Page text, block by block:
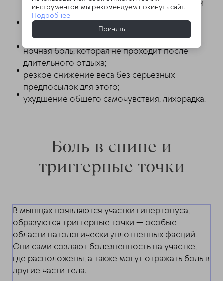
сильная боль при кашле, глубоком вдохе или
других движениях;
нарушение работы мочевого пузыря или
толстого кишечника;
ночная боль, которая не проходит после
длительного отдыха;
резкое снижение веса без серьезных
предпосылок для этого;
ухудшение общего самочувствия, лихорадка.
Боль в спине и
триггерные точки
В мышцах появляются участки гипертонуса,
образуются триггерные точки — особые
области патологически уплотненных фасций.
Они сами создают болезненность на участке,
где расположены, а также могут отражать боль в
другие части тела.
инструментов, мы рекомендуем покинуть сайт.
Подробнее
Принять